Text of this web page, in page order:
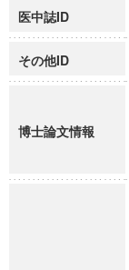
医中誌ID
その他ID
博士論文情報